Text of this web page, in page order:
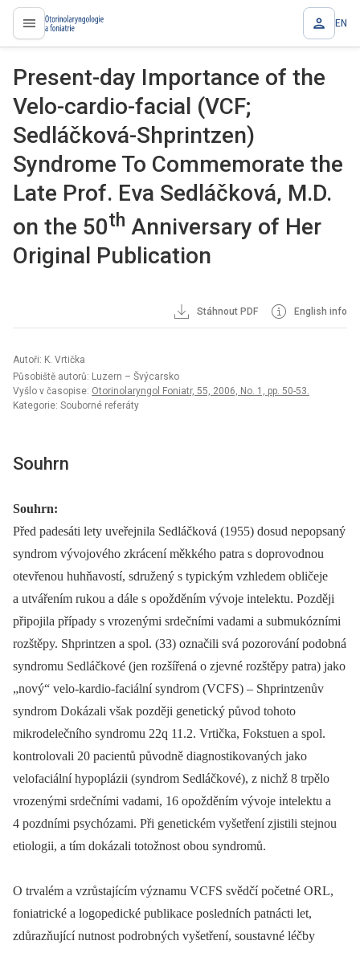
proLékaře.cz EN
Present-day Importance of the
Velo-cardio-facial (VCF;
Sedláčková-Shprintzen)
Syndrome To Commemorate the
Late Prof. Eva Sedláčková, M.D.
on the 50th Anniversary of Her
Original Publication
Stáhnout PDF English info
Autoři: K. Vrtička
Působiště autorů: Luzern – Švýcarsko
Vyšlo v časopise: Otorinolaryngol Foniatr, 55, 2006, No. 1, pp. 50-53.
Kategorie: Souborné referáty
Souhrn
Souhrn:
Před padesáti lety uveřejnila Sedláčková (1955) dosud nepopsaný
syndrom vývojového zkrácení měkkého patra s doprovodnou
otevřenou huhňavostí, sdružený s typickým vzhledem obličeje
a utvářením rukou a dále s opožděním vývoje intelektu. Později
připojila případy s vrozenými srdečními vadami a submukózními
rozštěpy. Shprintzen a spol. (33) označili svá pozorování podobná
syndromu Sedláčkové (jen rozšířená o zjevné rozštěpy patra) jako
„nový“ velo-kardio-faciální syndrom (VCFS) –⁠ Shprintzenův
syndrom Dokázali však později genetický původ tohoto
mikrodelečního syndromu 22q 11.2. Vrtička, Fokstuen a spol.
kontrolovali 20 pacientů původně diagnostikovaných jako
velofaciální hypoplázii (syndrom Sedláčkové), z nichž 8 trpělo
vrozenými srdečními vadami, 16 opožděním vývoje intelektu a
4 pozdními psychózami. Při genetickém vyšetření zjistili stejnou
etiologii, a tím dokázali totožnost obou syndromů.
O trvalém a vzrůstajícím významu VCFS svědčí početné ORL,
foniatrické a logopedické publikace posledních patnácti let,
zdůrazňující nutnost podrobných vyšetření, soustavné léčby